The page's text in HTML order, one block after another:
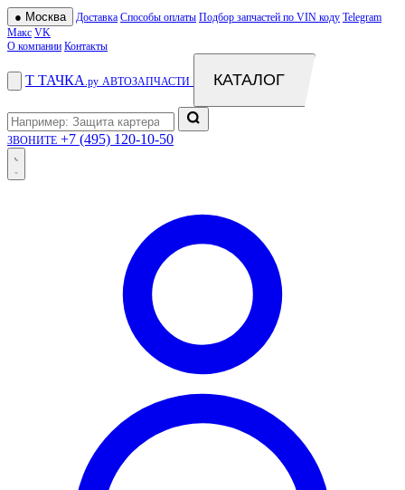
● Москва Доставка Способы оплаты Подбор запчастей по VIN коду Telegram
Макс VK
О компании Контакты
Т ТАЧКА .ру АВТОЗАПЧАСТИ КАТАЛОГ
ЗВОНИТЕ +7 (495) 120-10-50